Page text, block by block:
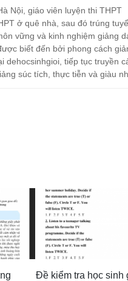
Nội, giáo viên luyện thi THPT
ở quê nhà, sau đó trúng
vững và kinh nghiệm giảng
biết đến bởi phong cách
dehocsinhgioi, tiếp tục truyền
súc tích, thực tiễn và giàu
Đề kiểm tra học sinh